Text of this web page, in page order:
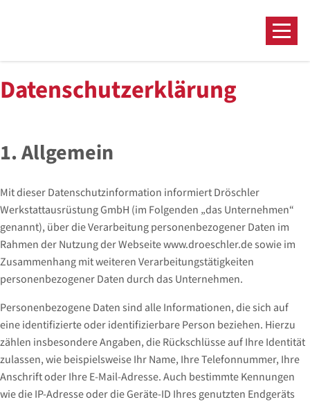
Datenschutzerklärung
1. Allgemein
Mit dieser Datenschutzinformation informiert Dröschler
Werkstattausrüstung GmbH (im Folgenden „das Unternehmen“
genannt), über die Verarbeitung personenbezogener Daten im
Rahmen der Nutzung der Webseite www.droeschler.de sowie im
Zusammenhang mit weiteren Verarbeitungstätigkeiten
personenbezogener Daten durch das Unternehmen.
Personenbezogene Daten sind alle Informationen, die sich auf
eine identifizierte oder identifizierbare Person beziehen. Hierzu
zählen insbesondere Angaben, die Rückschlüsse auf Ihre Identität
zulassen, wie beispielsweise Ihr Name, Ihre Telefonnummer, Ihre
Anschrift oder Ihre E-Mail-Adresse. Auch bestimmte Kennungen
wie die IP-Adresse oder die Geräte-ID Ihres genutzten Endgeräts